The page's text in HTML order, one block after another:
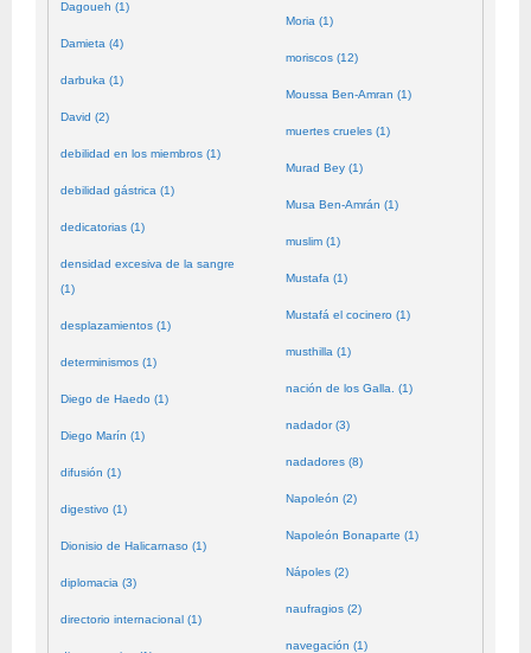
Dagoueh (1)
Damieta (4)
darbuka (1)
David (2)
debilidad en los miembros (1)
debilidad gástrica (1)
dedicatorias (1)
densidad excesiva de la sangre
(1)
desplazamientos (1)
determinismos (1)
Diego de Haedo (1)
Diego Marín (1)
difusión (1)
digestivo (1)
Dionisio de Halicarnaso (1)
diplomacia (3)
directorio internacional (1)
Moria (1)
moriscos (12)
Moussa Ben-Amran (1)
muertes crueles (1)
Murad Bey (1)
Musa Ben-Amrán (1)
muslim (1)
Mustafa (1)
Mustafá el cocinero (1)
musthilla (1)
nación de los Galla. (1)
nadador (3)
nadadores (8)
Napoleón (2)
Napoleón Bonaparte (1)
Nápoles (2)
naufragios (2)
navegación (1)